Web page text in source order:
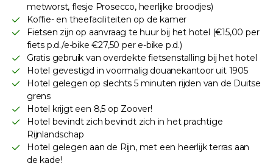
metworst, flesje Prosecco, heerlijke broodjes)
Koffie- en theefaciliteiten op de kamer
Fietsen zijn op aanvraag te huur bij het hotel (€15,00 per
fiets p.d./e-bike €27,50 per e-bike p.d.)
Gratis gebruik van overdekte fietsenstalling bij het hotel
Hotel gevestigd in voormalig douanekantoor uit 1905
Hotel gelegen op slechts 5 minuten rijden van de Duitse
grens
Hotel krijgt een 8,5 op Zoover!
Hotel bevindt zich bevindt zich in het prachtige
Rijnlandschap
Hotel gelegen aan de Rijn, met een heerlijk terras aan
de kade!